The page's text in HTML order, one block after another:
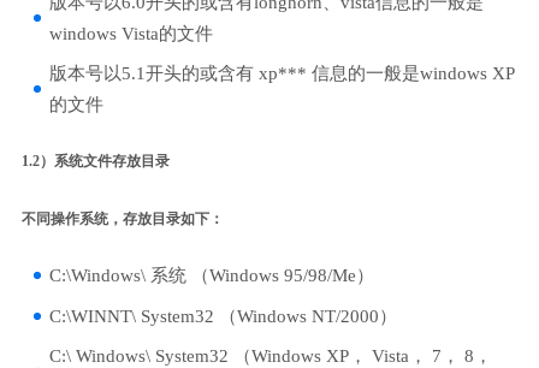
windows Vista的文件
版本号以5.1开头的或含有 xp*** 信息的一般是windows XP
的文件
1.2）系统文件存放目录
不同操作系统，存放目录如下：
C:\Windows\ 系统 （Windows 95/98/Me）
C:\WINNT\ System32 （Windows NT/2000）
C:\ Windows\ System32 （Windows XP， Vista， 7， 8，